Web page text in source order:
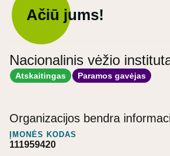
Ačiū jums!
Nacionalinis vėžio
Atskaitingas Paramos gavėjas
Organizacijos bendra
ĮMONĖS KODAS
111959420